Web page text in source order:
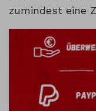
zumindest eine